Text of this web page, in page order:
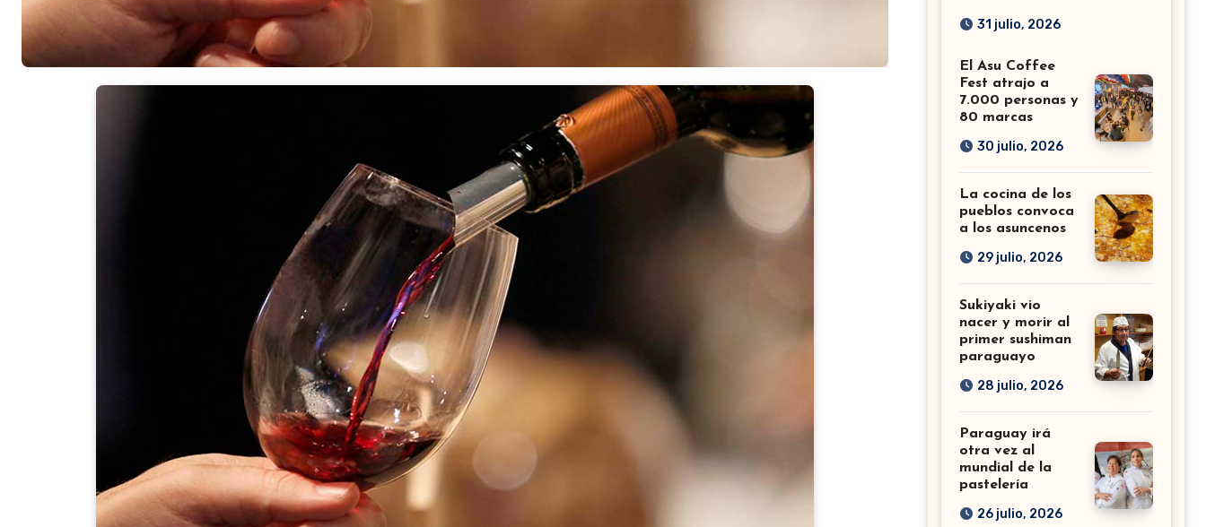
setiembre en el
31 julio, 2026
El Asu Coffee
Fest atrajo a
7.000 personas y
80 marcas
30 julio, 2026
La cocina de los
pueblos convoca
a los asuncenos
29 julio, 2026
Sukiyaki vio
nacer y morir al
primer sushiman
paraguayo
28 julio, 2026
Paraguay irá
otra vez al
mundial de la
pastelería
26 julio, 2026